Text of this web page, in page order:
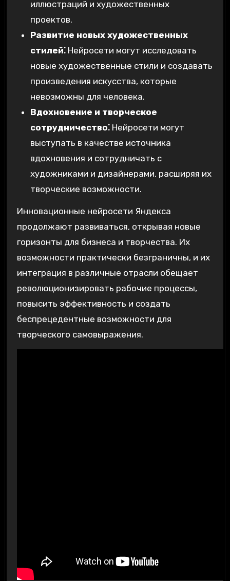
иллюстраций и художественных
проектов.
Развитие новых художественных
стилей⁚Нейросети могут исследовать
новые художественные стили и создавать
произведения искусства‚ которые
невозможны для человека.
Вдохновение и творческое
сотрудничество⁚Нейросети могут
выступать в качестве источника
вдохновения и сотрудничать с
художниками и дизайнерами‚ расширяя их
творческие возможности.
Инновационные нейросети Яндекса
продолжают развиваться‚ открывая новые
горизонты для бизнеса и творчества. Их
возможности практически безграничны‚ и их
интеграция в различные отрасли обещает
революционизировать рабочие процессы‚
повысить эффективность и создать
беспрецедентные возможности для
творческого самовыражения.